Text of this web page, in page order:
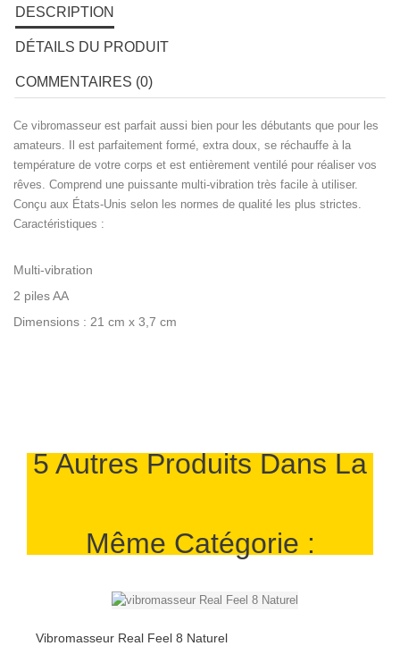
DESCRIPTION
DÉTAILS DU PRODUIT
COMMENTAIRES (0)
Ce vibromasseur est parfait aussi bien pour les débutants que pour les
amateurs. Il est parfaitement formé, extra doux, se réchauffe à la
température de votre corps et est entièrement ventilé pour réaliser vos
rêves. Comprend une puissante multi-vibration très facile à utiliser.
Conçu aux États-Unis selon les normes de qualité les plus strictes.
Caractéristiques :
Multi-vibration
2 piles AA
Dimensions : 21 cm x 3,7 cm
5 Autres Produits Dans La
Même Catégorie :
Vibromasseur Real Feel 8 Naturel